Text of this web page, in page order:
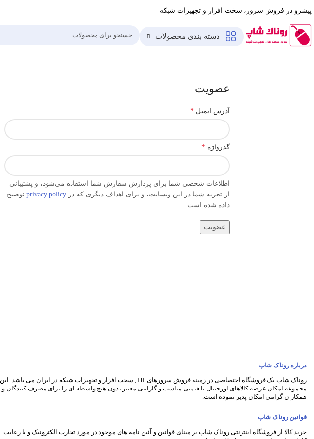
پیشرو در فروش سرور، سخت افزار و تجهیزات شبکه
دسته بندی محصولات
عضویت
آدرس ایمیل *
گذرواژه *
اطلاعات شخصی شما برای پردازش سفارش شما استفاده می‌شود، و پشتیبانی
از تجربه شما در این وبسایت، و برای اهداف دیگری که در privacy policy توضیح
داده شده است.
عضویت
درباره روناک شاپ
روناک شاپ یک فروشگاه اختصاصی در زمینه فروش سرورهای HP , سخت افزار و تجهیزات شبکه در ایران می باشد. این
مجموعه امکان عرضه کالاهای اورجینال با قیمتی مناسب و گارانتی معتبر بدون هیچ واسطه ای را برای مصرف کنندگان و
همکاران گرامی امکان پذیر نموده است.
قوانین روناک شاپ
خرید کالا از فروشگاه اینترنتی روناک شاپ بر مبنای قوانین و آئین نامه های موجود در مورد تجارت الکترونیک و با رعایت